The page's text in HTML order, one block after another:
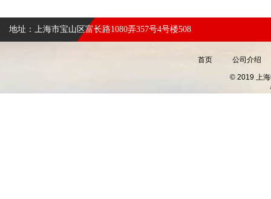
地址：上海市宝山区富长路1080弄357号4号楼508
首页 公司介绍
© 2019 上